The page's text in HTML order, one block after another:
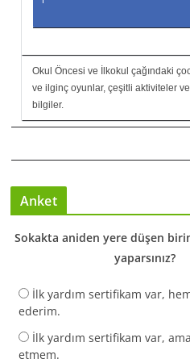
Okul Öncesi ve İlkokul çağındaki
ve ilginç oyunlar, çeşitli aktiviteler
bilgiler.
Anket
Sokakta aniden yere düşen
yaparsınız?
İlk yardım sertifikam var,
ederim.
İlk yardım sertifikam var,
etmem.